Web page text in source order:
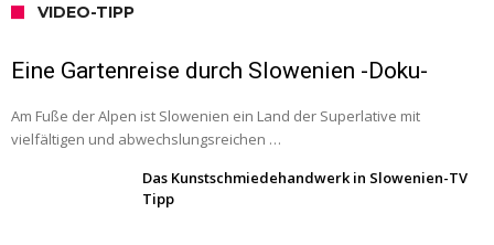
VIDEO-TIPP
Eine Gartenreise durch Slowenien -Doku-
Am Fuße der Alpen ist Slowenien ein Land der Superlative mit
vielfältigen und abwechslungsreichen …
Das Kunstschmiedehandwerk in Slowenien-TV
Tipp